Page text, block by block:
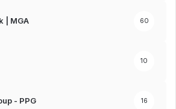
| MGA 60
10
- PPG 16